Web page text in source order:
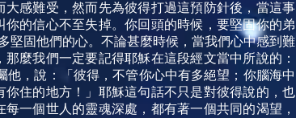
感難受，然而先為彼得打過這預防針後，當這事
的信心不至失掉。你回頭的時候，要堅固你的弟
堅固他們的心。不論甚麼時候，當我們心中感到難
麼我們一定要記得耶穌在這段經文當中所說的：
他，說：「彼得，不管你心中有多絕望；你腦海中
住的地方！」耶穌這句話不只是對彼得說的，也
一個世人的靈魂深處，都有著一個共同的渴望，